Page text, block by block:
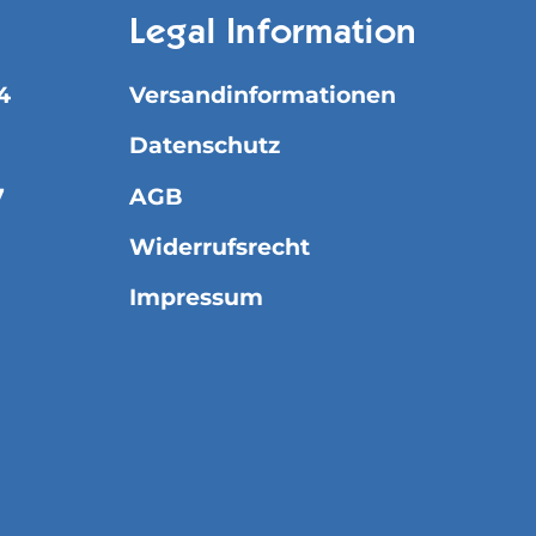
Legal Information
Versandinformationen
Datenschutz
AGB
Widerrufsrecht
Impressum